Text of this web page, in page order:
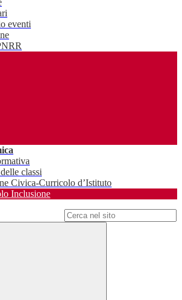
eventi
classi
Civica-Curricolo d’Istituto
Inclusione